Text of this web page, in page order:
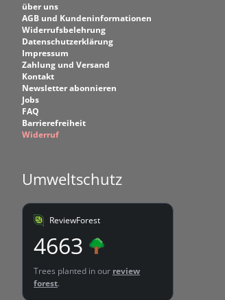
über uns
AGB und Kundeninformationen
Widerrufsbelehrung
Datenschutzerklärung
Impressum
Zahlung und Versand
Kontakt
Newsletter abonnieren
Jobs
FAQ
Barrierefreiheit
Widerruf
Umweltschutz
ReviewForest
4663
Trees planted in our review
forest.